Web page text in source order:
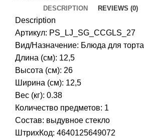
DESCRIPTION REVIEWS (0)
Description
Артикул: PS_LJ_SG_CCGLS_27
Вид/Назначение: Блюда для торта
Длина (см): 12,5
Высота (см): 26
Ширина (см): 12,5
Вес (кг): 0.38
Количество предметов: 1
Состав: выдувное стекло
ШтрихКод: 4640125649072